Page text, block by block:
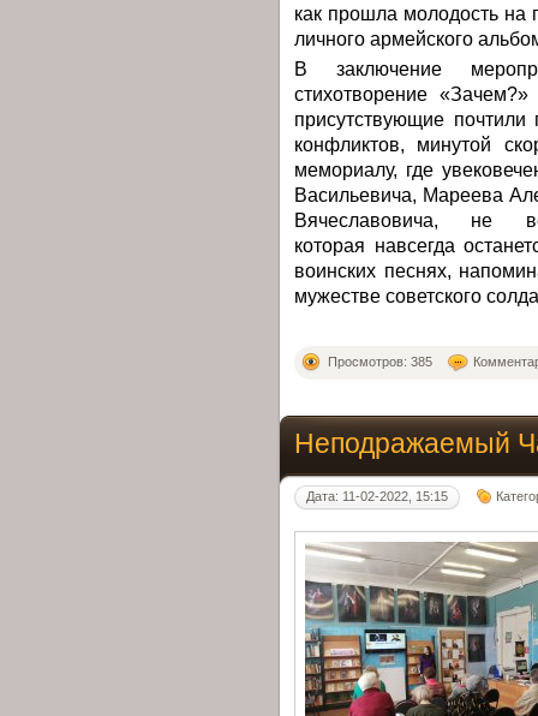
как прошла молодость на
личного армейского
В заключение
стихотворение
присутствующие
конфликтов, минутой
мемориалу, где
Васильевича, Мареева
Вячеславовича, не
которая навсегда
воинских песнях,
мужестве советского
Просмотров: 385
Неподражаемый
Дата: 11-02-2022, 15:15